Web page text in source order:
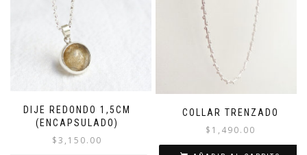
DIJE REDONDO 1,5CM
(ENCAPSULADO)
$3,150.00
COLLAR TRENZADO
$ 1,490.00